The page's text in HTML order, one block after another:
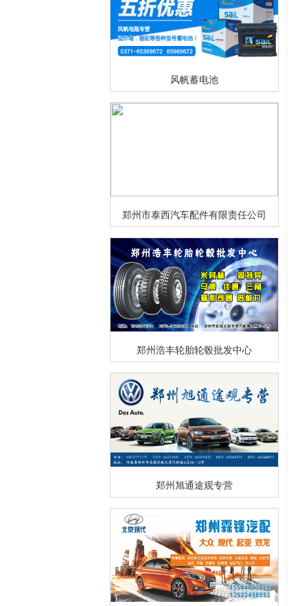
风帆蓄电池
郑州市泰西汽车配件有限责任公司
郑州浩丰轮胎轮毂批发中心
郑州旭通途观专营